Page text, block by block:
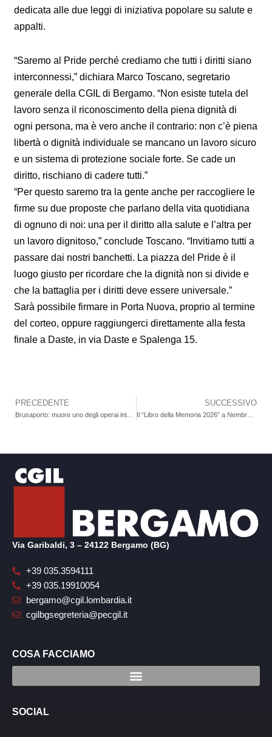
dedicata alle due leggi di iniziativa popolare su salute e
appalti.
“Saremo al Pride perché crediamo che tutti i diritti siano
interconnessi,” dichiara Marco Toscano, segretario
generale della CGIL di Bergamo. “Non esiste tutela del
lavoro senza il riconoscimento della piena dignità di
ogni persona, ma è vero anche il contrario: non c’è piena
libertà o dignità individuale se mancano un lavoro sicuro
e un sistema di protezione sociale forte. Se cade un
diritto, rischiano di cadere tutti.”
“Per questo saremo tra la gente anche per raccogliere le
firme su due proposte che parlano della vita quotidiana
di ognuno di noi: una per il diritto alla salute e l’altra per
un lavoro dignitoso,” conclude Toscano. “Invitiamo tutti a
passare dai nostri banchetti. La piazza del Pride è il
luogo giusto per ricordare che la dignità non si divide e
che la battaglia per i diritti deve essere universale.”
Sarà possibile firmare in Porta Nuova, proprio al termine
del corteo, oppure raggiungerci direttamente alla festa
finale a Daste, in via Daste e Spalenga 15.
Precedente
PRECEDENTE SUCCESSIVO
Il “Libro della Memoria 2026” a Nembro e Alzano: la CGIL nei luoghi simbolo della pandemia
Via Garibaldi, 3 – 24122 Bergamo (BG)
+39 035.3594111
+39 035.19910054
bergamo@cgil.lombardia.it
cgilbgsegreteria@pecgil.it
COSA FACCIAMO
SOCIAL